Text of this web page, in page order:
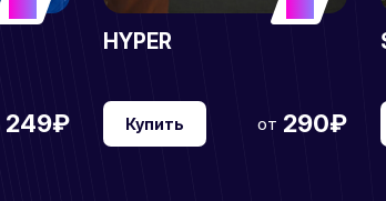
249₽
HYPER
Купить от 290₽